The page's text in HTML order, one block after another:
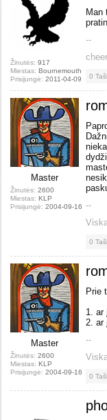
Žinutės: 917
Miestas: Bournemouth
Prisijungė: 2011-04-09
Man
--
0
Master
Žinutės: 2600
Miestas: KLP
Prisijungė: 2004-09-16 --
0
Master
Žinutės: 2600
Miestas: KLP
Prisijungė: 2004-09-16
Prie
1. ar
2. ar
--
0